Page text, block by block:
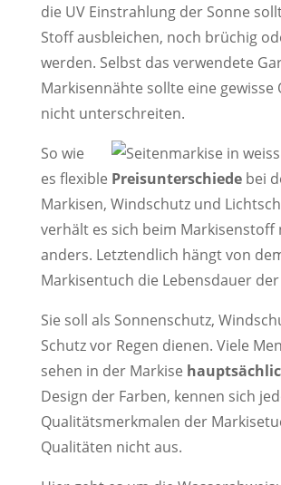
die UV Einstrahlung der Sonne
Stoff ausbleichen, noch brüchig
werden. Selbst das verwendete
Markisennähte sollte eine gewisse
nicht unterschreiten.
So wie
es flexible Preisunterschiedebei
Markisen, Windschutz und
verhält es sich beim Markisenstoff
anders. Letztendlich hängt von
Markisentuch die Lebensdauer
Sie soll als Sonnenschutz,
Schutz vor Regen dienen. Viele
sehen in der Markise
Design der Farben, kennen sich
Qualitätsmerkmalen der
Qualitäten nicht aus.